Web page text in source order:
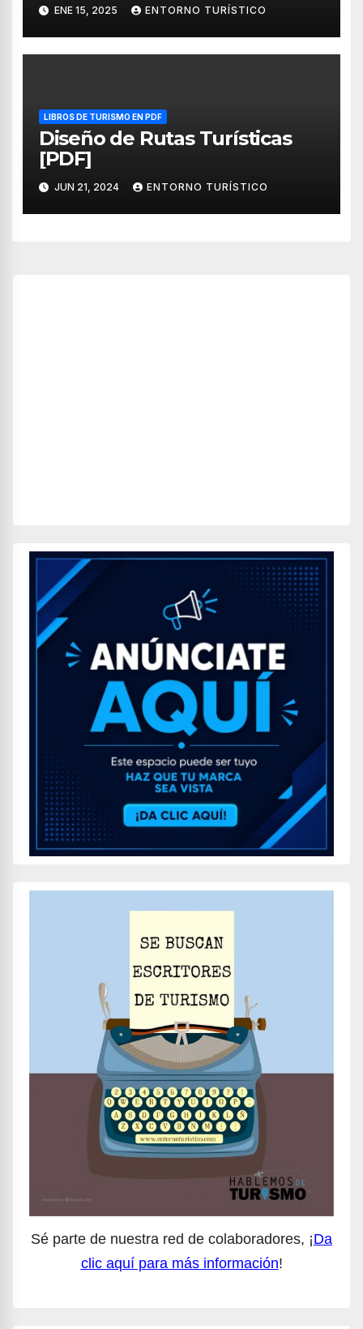
ENE 15, 2025 ENTORNO TURÍSTICO
LIBROS DE TURISMO EN PDF
Diseño de Rutas Turísticas
[PDF]
JUN 21, 2024 ENTORNO TURÍSTICO
Sé parte de nuestra red de colaboradores, ¡Da
clic aquí para más información!